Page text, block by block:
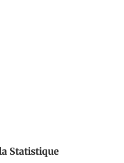
Statistique